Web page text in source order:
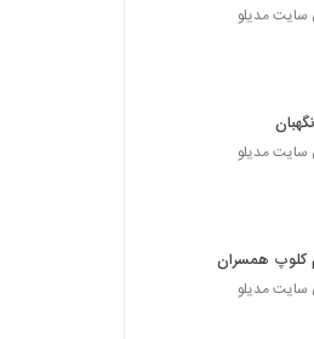
سایت مدیلو
سایت مدیلو
کلوپ همسران
سایت مدیلو